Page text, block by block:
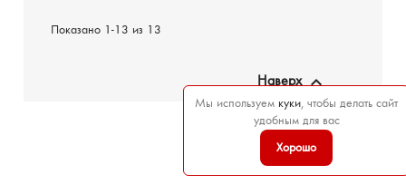
Мы используем куки, чтобы делать сайт
удобным для вас
Хорошо
Показано 1-13 из 13
Наверх